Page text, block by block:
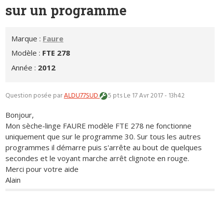
sur un programme
Marque : Faure
Modèle : FTE 278
Année : 2012
Question posée parALDU77SUD 5 ptsLe 17 Avr 2017 - 13h42
Bonjour,
Mon sèche-linge FAURE modèle FTE 278 ne fonctionne
uniquement que sur le programme 30. Sur tous les autres
programmes il démarre puis s'arrête au bout de quelques
secondes et le voyant marche arrêt clignote en rouge.
Merci pour votre aide
Alain